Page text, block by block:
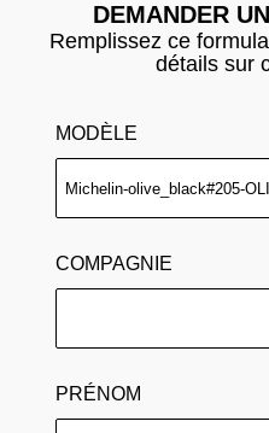
DEMANDER
Remplissez ce
détails sur
MODÈLE
COMPAGNIE
PRÉNOM